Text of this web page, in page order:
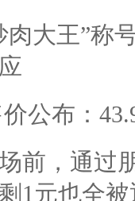
肉大王”称
公布：
前，通过
1元也全